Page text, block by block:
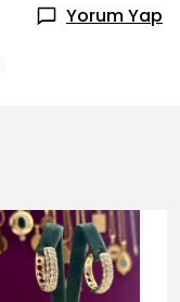
Yorum Yap